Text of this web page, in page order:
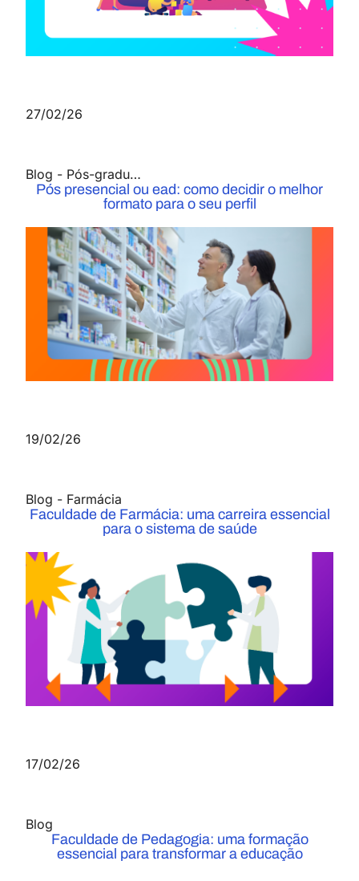
27/02/26
Blog - Pós-graduação
Pós presencial ou ead: como decidir o melhor
formato para o seu perfil
19/02/26
Blog - Farmácia
Faculdade de Farmácia: uma carreira essencial
para o sistema de saúde
17/02/26
Blog
Faculdade de Pedagogia: uma formação
essencial para transformar a educação